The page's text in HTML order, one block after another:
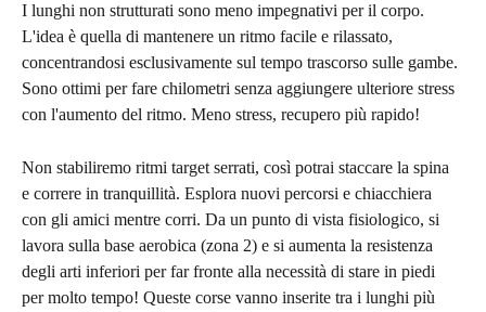
I lunghi non strutturati sono meno impegnativi per il corpo.
L'idea è quella di mantenere un ritmo facile e rilassato,
concentrandosi esclusivamente sul tempo trascorso sulle gambe.
Sono ottimi per fare chilometri senza aggiungere ulteriore stress
con l'aumento del ritmo. Meno stress, recupero più rapido!
Non stabiliremo ritmi target serrati, così potrai staccare la spina
e correre in tranquillità. Esplora nuovi percorsi e chiacchiera
con gli amici mentre corri. Da un punto di vista fisiologico, si
lavora sulla base aerobica (zona 2) e si aumenta la resistenza
degli arti inferiori per far fronte alla necessità di stare in piedi
per molto tempo! Queste corse vanno inserite tra i lunghi più